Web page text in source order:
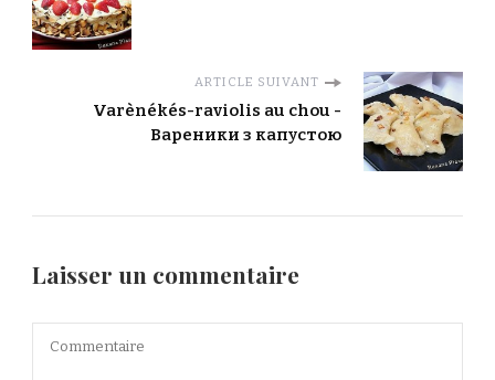
ARTICLE SUIVANT
Varènékés-raviolis au chou -
Вареники з капустою
Laisser un commentaire